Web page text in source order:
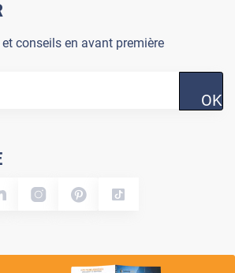
conseils en avant première
OK